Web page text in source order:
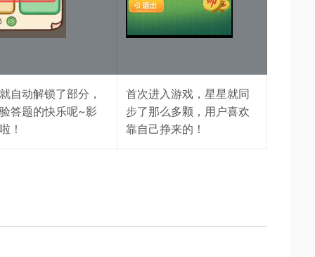
自动解锁了部分，
答题的快乐呢~影
！
首次进入游戏，星星就同
步了那么多颗，用户喜欢
靠自己挣来的！